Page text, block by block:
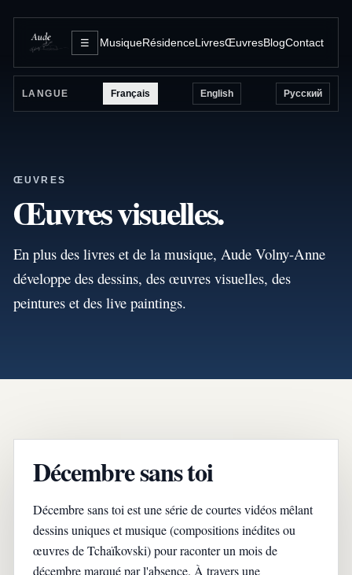
☰ MusiqueRésidenceLivresŒuvresBlogContact
LANGUE Français English Русский
ŒUVRES
Œuvres visuelles.
En plus des livres et de la musique, Aude Volny-Anne
développe des dessins, des œuvres visuelles, des
peintures et des live paintings.
Décembre sans toi
Décembre sans toi est une série de courtes vidéos mêlant
dessins uniques et musique (compositions inédites ou
œuvres de Tchaïkovski) pour raconter un mois de
décembre marqué par l'absence. À travers une